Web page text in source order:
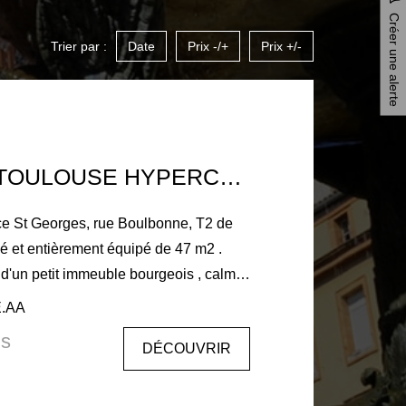
Créer une alerte
Trier par : Date Prix -/+ Prix +/-
T2 MEUBLE TOULOUSE HYPERCENTRE
Georges, rue Boulbonne, T2 de
et entièrement équipé de 47 m2 .
petit immeuble bourgeois , calme
avec rangement, SDB avec douche
DÉCOUVRIR